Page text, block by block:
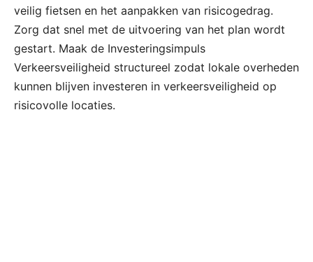
veilig fietsen en het aanpakken van risicogedrag.
Zorg dat snel met de uitvoering van het plan wordt
gestart. Maak de Investeringsimpuls
Verkeersveiligheid structureel zodat lokale overheden
kunnen blijven investeren in verkeersveiligheid op
risicovolle locaties.